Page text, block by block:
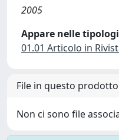
2005
Appare nelle
01.01 Articolo in
File in questo
Non ci sono file